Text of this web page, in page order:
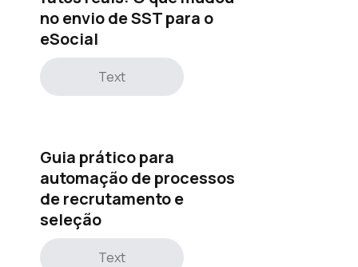
no envio de SST para o
eSocial
Text
Guia prático para
automação de processos
de recrutamento e
seleção
Text